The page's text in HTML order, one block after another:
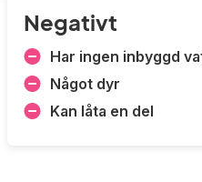
Negativt
Har ingen inbyggd
Något dyr
Kan låta en del